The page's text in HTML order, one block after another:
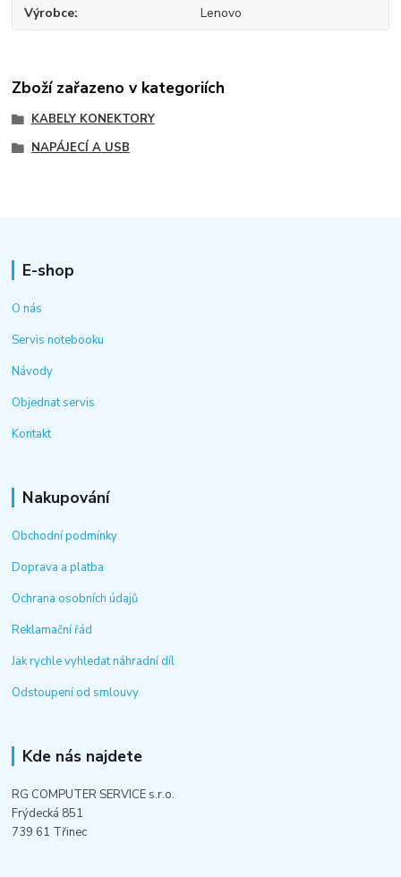
Výrobce Lenovo
Zboží zařazeno v kategoriích
KABELY KONEKTORY
NAPÁJECÍ A USB
E-shop
O nás
Servis notebooku
Návody
Objednat servis
Kontakt
Nakupování
Obchodní podmínky
Doprava a platba
Ochrana osobních údajů
Reklamační řád
Jak rychle vyhledat náhradní díl
Odstoupení od smlouvy
Kde nás najdete
RG COMPUTER SERVICE s.r.o.
Frýdecká 851
739 61 Třinec